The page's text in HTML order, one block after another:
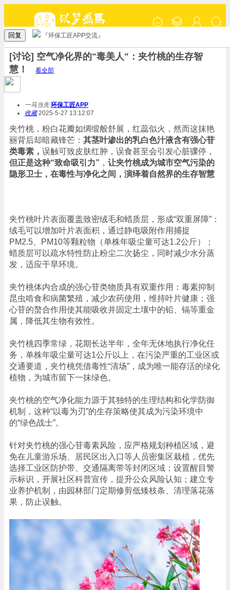
回复 『环保工匠APP交流』
[讨论] 空气净化界的"毒美人"：夹竹桃的生存智
慧！
看全部
一马当先 环保工匠APP
收藏2025-5-27 13:12:07
夹竹桃，粉白花瓣如绸缎般舒展，红蕊似火，然而这抹艳
丽背后却暗藏锋芒： 其茎叶渗出的乳白色汁液含有强心苷
类毒素， 误触可致皮肤红肿，误食甚至会引发心脏骤停，
但正是这种“致命吸引力” ， 让夹竹桃成为城市空气污染的
隐形卫士，在毒性与净化之间，演绎着自然界的生存智慧
夹竹桃叶片表面覆盖致密绒毛和蜡质层，形成“双重屏障”：
绒毛可以增加叶片表面积，通过静电吸附作用捕捉
PM2.5、PM10等颗粒物（单株年吸尘量可达1.2公斤）；
蜡质层可以疏水特性防止粉尘二次扬尘，同时减少水分蒸
发，适应干旱环境。
夹竹桃体内合成的强心苷类物质具有双重作用：毒素抑制
昆虫啃食和病菌繁殖，减少农药使用，维持叶片健康；强
心苷的螯合作用使其能吸收并固定土壤中的铅、镉等重金
属，降低其生物有效性。
夹竹桃四季常绿，花期长达半年，全年无休地执行净化任
务，单株年吸尘量可达1公斤以上，在污染严重的工业区或
交通要道，夹竹桃凭借毒性“清场”，成为唯一能存活的绿化
植物，为城市留下一抹绿色。
夹竹桃的空气净化能力源于其独特的生理结构和化学防御
机制，这种“以毒为刃”的生存策略使其成为污染环境中
的“绿色战士”。
针对夹竹桃的强心苷毒素风险，应严格规划种植区域，避
免在儿童游乐场、居民区出入口等人员密集区栽植，优先
选择工业区防护带、交通隔离带等封闭区域；设置醒目警
示标识，开展社区科普宣传，提升公众风险认知；建立专
业养护机制，由园林部门定期修剪低矮枝条、清理落花落
果，防止误触。